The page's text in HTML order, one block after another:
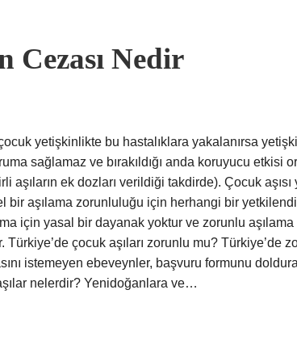
Cezası Nedir
yetişkinlikte bu hastalıklara yakalanırsa
sağlamaz ve bırakıldığı anda koruyucu etkisi
aşıların ek dozları verildiği takdirde). Çocuk aşısı
bir aşılama zorunluluğu için herhangi bir
için yasal bir dayanak yoktur ve zorunlu
çocuk aşıları zorunlu mu? Türkiye’de
istemeyen ebeveynler, başvuru formunu
nelerdir? Yenidoğanlara ve…